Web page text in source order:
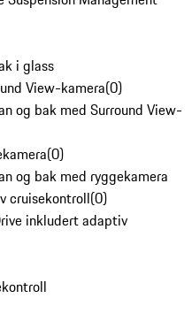
i glass
View-kamera(0)
og bak med Surround View-
(0)
og bak med ryggekamera
cruisekontroll(0)
inkludert adaptiv